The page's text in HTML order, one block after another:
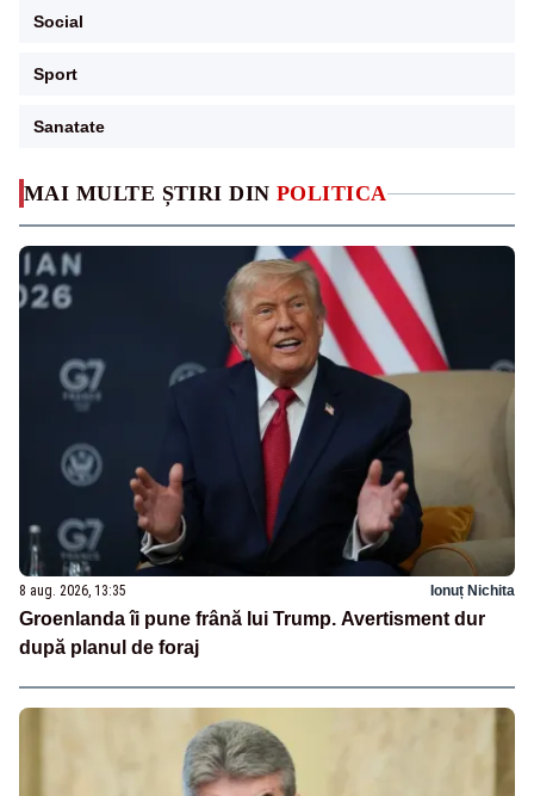
MAI MULTE ȘTIRI DIN POLITICA
8 aug. 2026, 13:35 Ionuț Nichita
Groenlanda îi pune frână lui Trump. Avertisment dur
după planul de foraj
Social
Sport
Sanatate